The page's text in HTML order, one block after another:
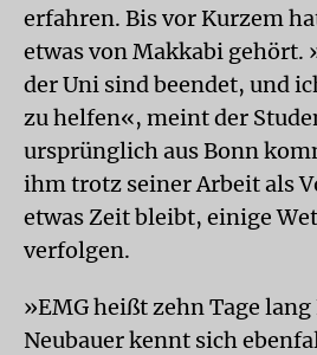
erfahren. Bis vor Kurzem
etwas von Makkabi gehört.
der Uni sind beendet, und
zu helfen«, meint der
ursprünglich aus Bonn
ihm trotz seiner Arbeit als
etwas Zeit bleibt, einige
verfolgen.
»EMG heißt zehn Tage
Neubauer kennt sich